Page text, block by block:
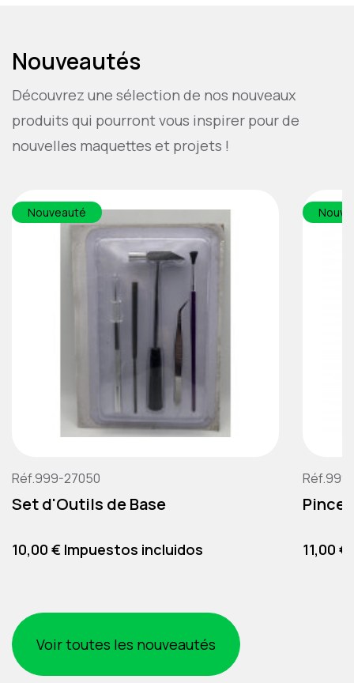
Nouveautés
Découvrez une sélection de nos nouveaux
produits qui pourront vous inspirer pour de
nouvelles maquettes et projets !
Réf.999-27050
Set d'Outils de Base
Precio
10,00 € Impuestos incluidos
Nouveauté
Pince
Precio
11,00
Voir toutes les nouveautés